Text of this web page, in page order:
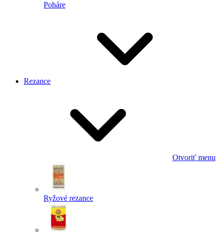
Poháre
Rezance
Otvoriť menu
Ryžové rezance